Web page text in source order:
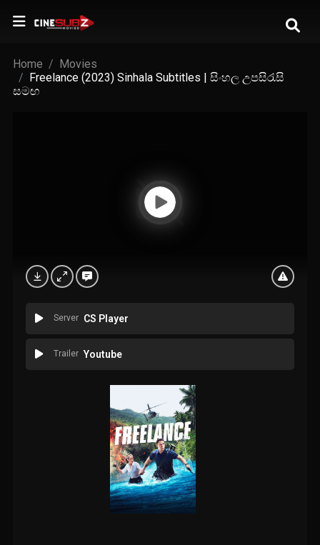
Home
Movies
Freelance (2023) Sinhala Subtitles | සිංහල උපසිරැසි
සමඟ
Server CS Player
Trailer Youtube